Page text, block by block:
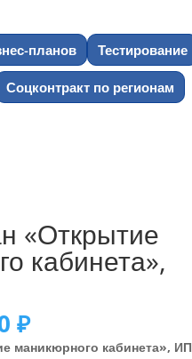
планов Тестирование
Соцконтракт по регионам
«Открытие
кабинета»,
₽
маникюрного кабинета», ИП